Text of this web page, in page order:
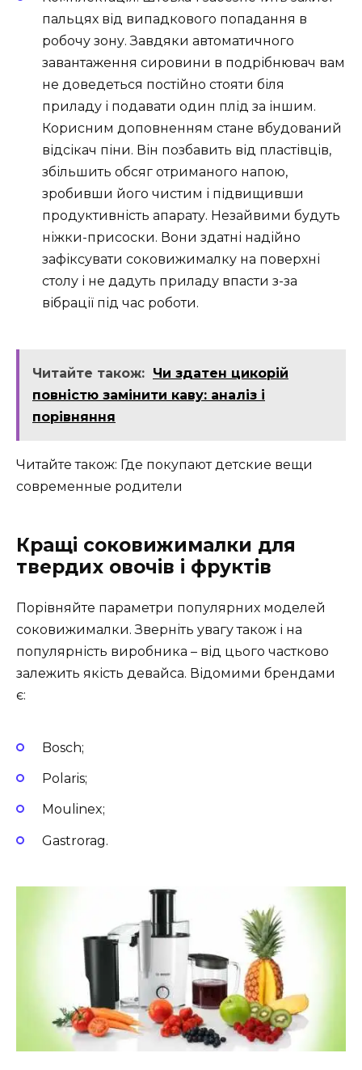
пальцях від випадкового попадання в
робочу зону. Завдяки автоматичного
завантаження сировини в подрібнювач вам
не доведеться постійно стояти біля
приладу і подавати один плід за іншим.
Корисним доповненням стане вбудований
відсікач піни. Він позбавить від пластівців,
збільшить обсяг отриманого напою,
зробивши його чистим і підвищивши
продуктивність апарату. Незайвими будуть
ніжки-присоски. Вони здатні надійно
зафіксувати соковижималку на поверхні
столу і не дадуть приладу впасти з-за
вібрації під час роботи.
Читайте також: Чи здатен цикорій
повністю замінити каву: аналіз і
порівняння
Читайте також: Где покупают детские вещи
современные родители
Кращі соковижималки для
твердих овочів і фруктів
Порівняйте параметри популярних моделей
соковижималки. Зверніть увагу також і на
популярність виробника – від цього частково
залежить якість девайса. Відомими брендами
є:
Bosch;
Polaris;
Moulinex;
Gastrorag.